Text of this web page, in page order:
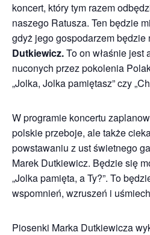
koncert, który tym razem
naszego Ratusza. Ten będzie
gdyż jego gospodarzem będzie
Dutkiewicz.To on właśnie jest
nuconych przez pokolenia
„Jolka, Jolka pamiętasz” czy
W programie koncertu
polskie przeboje, ale także
powstawaniu z ust świetnego
Marek Dutkiewicz. Będzie się
„Jolka pamięta, a Ty?”. To
wspomnień, wzruszeń i
Piosenki Marka Dutkiewicza